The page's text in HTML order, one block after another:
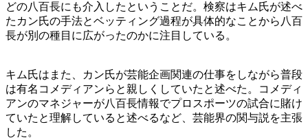
どの八百長にも介入したということだ。検察はキム氏が述べ
たカン氏の手法とベッティング過程が具体的なことから八百
長が別の種目に広がったのかに注目している。
キム氏はまた、カン氏が芸能企画関連の仕事をしながら普段
は有名コメディアンらと親しくしていたと述べた。コメディ
アンのマネジャーが八百長情報でプロスポーツの試合に賭け
ていたと理解していると述べるなど、芸能界の関与説を主張
した。